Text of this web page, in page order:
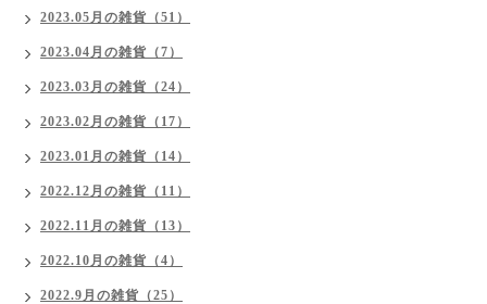
2023.05月の雑貨（51）
2023.04月の雑貨（7）
2023.03月の雑貨（24）
2023.02月の雑貨（17）
2023.01月の雑貨（14）
2022.12月の雑貨（11）
2022.11月の雑貨（13）
2022.10月の雑貨（4）
2022.9月の雑貨（25）